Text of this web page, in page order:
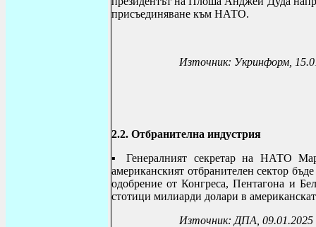
присъединяване към НАТО.
Източник: Укринформ,
2.2. Отбранителна индустрия
▪
Генералният секретар на НАТО
американският отбранителен сектор
одобрение от Конгреса, Пентагона и
стотици милиарди долари в
Източник: ДПА, 09.01.2025